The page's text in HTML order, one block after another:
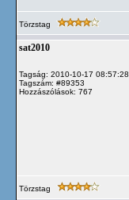
Törzstag
sat2010
Tagság: 2010-10-17 08:57:28
Tagszám: #89353
Hozzászólások: 767
Törzstag